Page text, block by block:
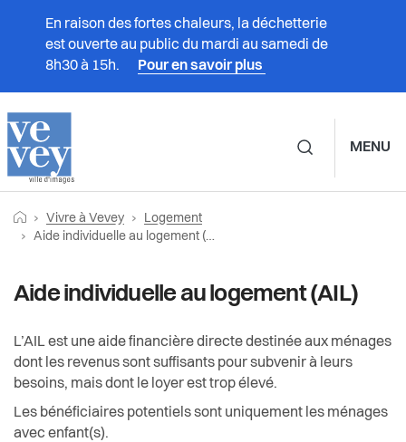
En raison des fortes chaleurs, la déchetterie
est ouverte au public du mardi au samedi de
8h30 à 15h.
Pour en savoir plus
MENU
Prestations
Vivre à Vevey
Durabilité et énergie
Economie et tourisme
Logement
Association suisse des locataires (ASLOCA)
Etablissement d’assurance contre l’incendie et
les éléments naturels du canton de Vaud (ECA)
Vie politique
Actualités
Fil
d'Ariane
Retourner vers la page d'accueil
Vivre à Vevey
Logement
Page actuelle:
Aide individuelle au logement (AIL)
Aide individuelle au logement (AIL)
L’AIL est une aide financière directe destinée aux ménages
dont les revenus sont suffisants pour subvenir à leurs
besoins, mais dont le loyer est trop élevé.
Les bénéficiaires potentiels sont uniquement les ménages
avec enfant(s).